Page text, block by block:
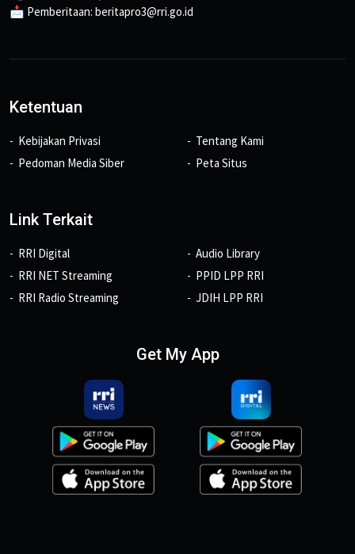
📩 Pemberitaan: beritapro3@rri.go.id
Ketentuan
Kebijakan Privasi
Pedoman Media Siber
Tentang Kami
Peta Situs
Link Terkait
RRI Digital
RRI NET Streaming
RRI Radio Streaming
Audio Library
PPID LPP RRI
JDIH LPP RRI
Get My App